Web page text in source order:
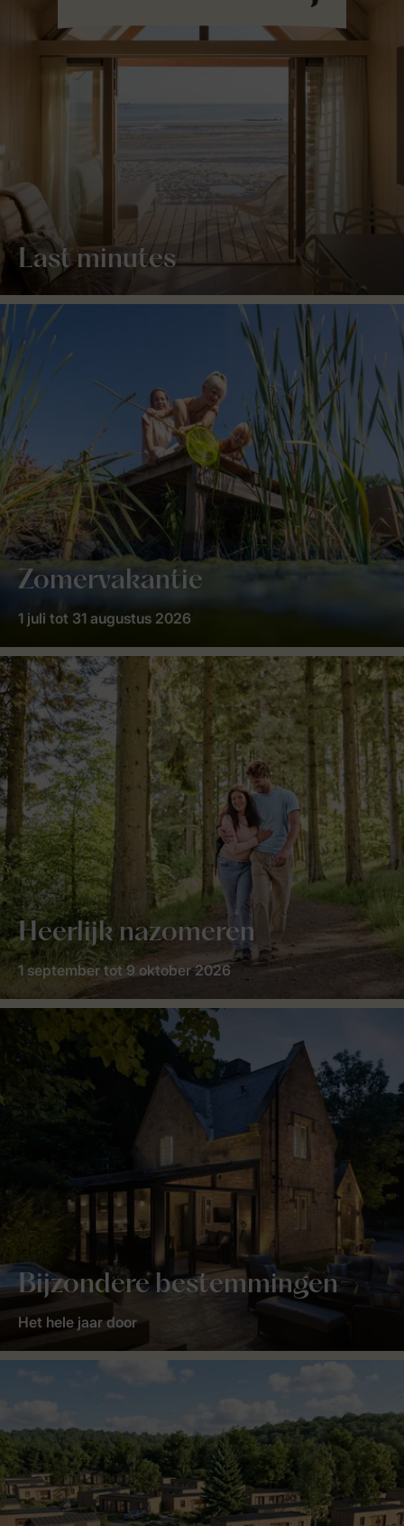
Last minutes
Zomervakantie
1 juli tot 31 augustus 2026
Heerlijk nazomeren
1 september tot 9 oktober 2026
Bijzondere bestemmingen
Het hele jaar door